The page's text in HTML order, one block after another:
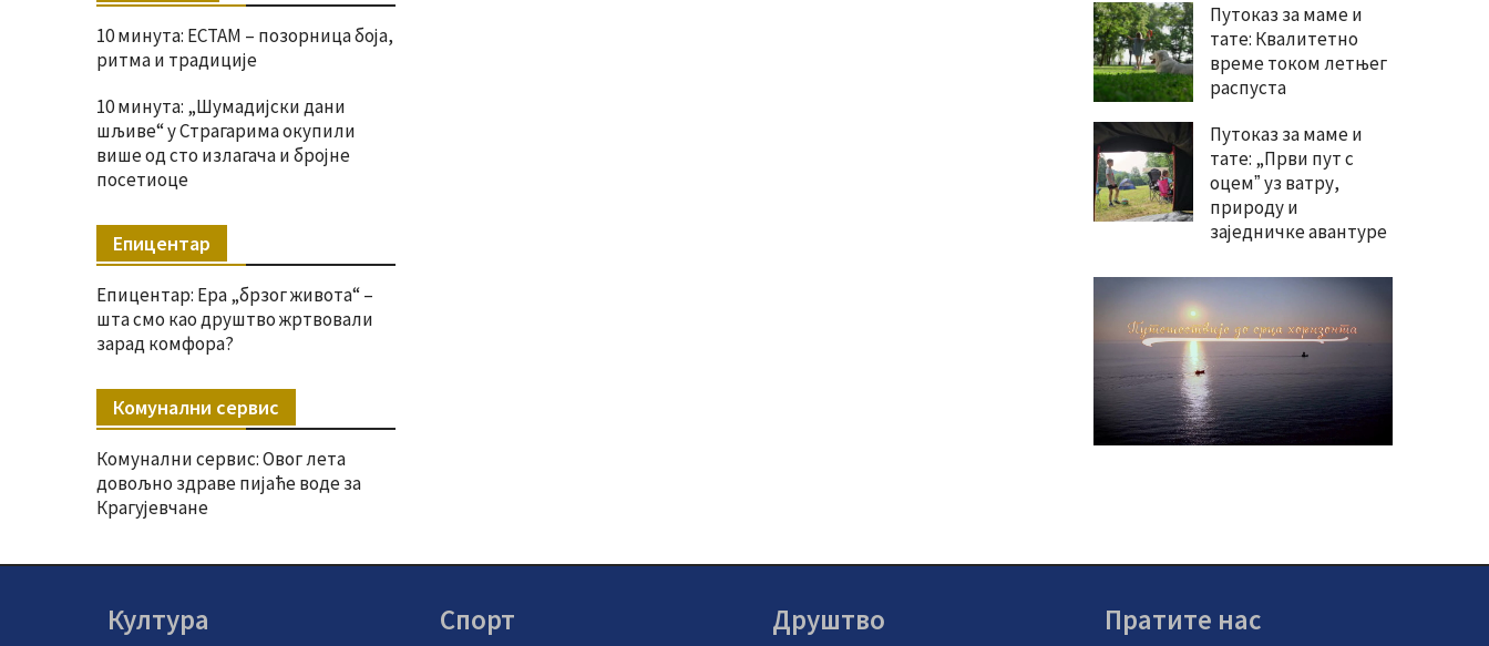
Путоказ за маме и
тате: Квалитетно
време током летњег
распуста
Путоказ за маме и
тате: „Први пут с
оцемˮ уз ватру,
природу и
заједничке авантуре
10 минута: ЕСТАМ – позорница боја,
ритма и традиције
10 минута: „Шумадијски дани
шљиве“ у Страгарима окупили
више од сто излагача и бројне
посетиоце
Епицентар
Епицентар: Ера „брзог живота“ –
шта смо као друштво жртвовали
зарад комфора?
Комунални сервис
Комунални сервис: Овог лета
довољно здраве пијаће воде за
Крагујевчане
Култура Спорт Друштво Пратите нас